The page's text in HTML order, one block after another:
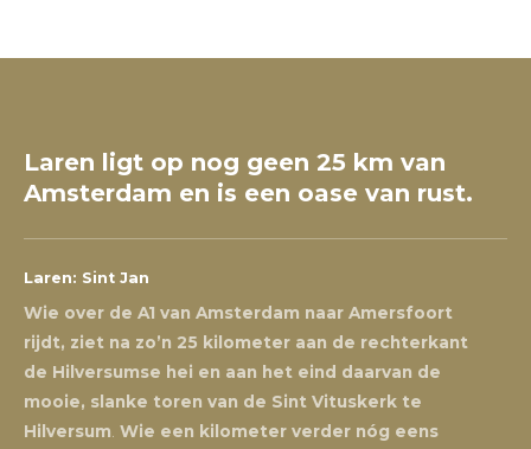
Laren ligt op nog geen 25 km van
Amsterdam en is een oase van rust.
Laren: Sint Jan
Wie over de A1 van Amsterdam naar Amersfoort
rijdt, ziet na zo’n 25 kilometer aan de rechterkant
de Hilversumse hei en aan het eind daarvan de
mooie, slanke toren van de Sint Vituskerk te
Hilversum Wie een kilometer verder nóg eens